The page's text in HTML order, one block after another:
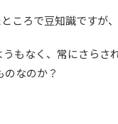
ころで豆知識ですが
もなく、常にさらさ
なのか？